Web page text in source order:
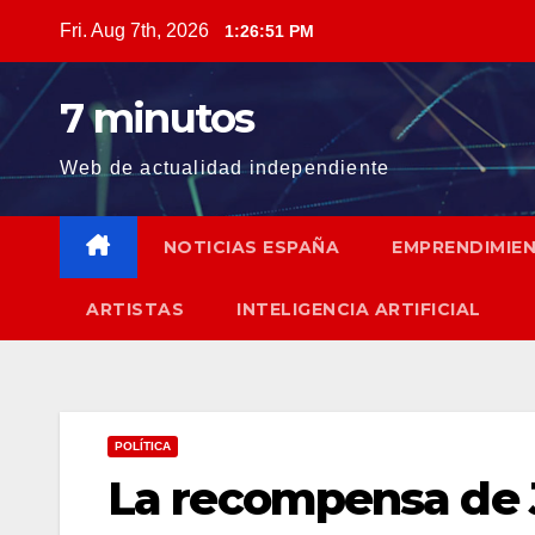
content
Fri. Aug 7th, 2026 1:26:52 PM
7 minutos
Web de actualidad independiente
NOTICIAS ESPAÑA
ARTISTAS INTELIGENCIA ARTIFICIAL
POLÍTICA
La recompensa